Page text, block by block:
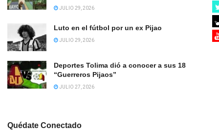
JULIO 29, 2026
Luto en el fútbol por un ex Pijao
JULIO 29, 2026
Deportes Tolima dió a conocer a sus 18
“Guerreros Pijaos”
JULIO 27, 2026
Quédate Conectado